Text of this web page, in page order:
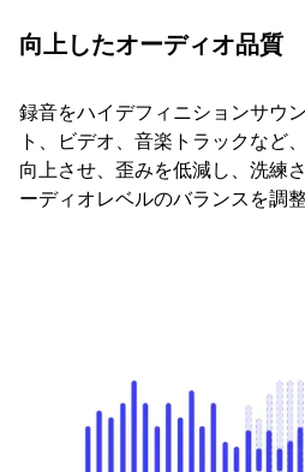
向上したオーディオ品質
録音をハイデフィニションサウ
ト、ビデオ、音楽トラックなど
向上させ、歪みを低減し、洗練
ーディオレベルのバランスを調整